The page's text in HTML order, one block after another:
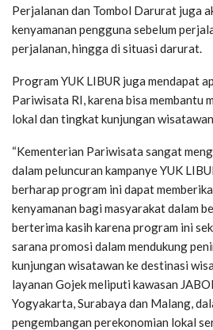
Perjalanan dan Tombol Darurat juga
kenyamanan pengguna sebelum
perjalanan, hingga di situasi darurat.
Program YUK LIBUR juga mendapat
Pariwisata RI, karena bisa membantu
lokal dan tingkat kunjungan
“Kementerian Pariwisata sangat
dalam peluncuran kampanye YUK
berharap program ini dapat
kenyamanan bagi masyarakat dalam
berterima kasih karena program ini
sarana promosi dalam mendukung
kunjungan wisatawan ke destinasi
layanan Gojek meliputi kawasan
Yogyakarta, Surabaya dan Malang,
pengembangan perekonomian lokal